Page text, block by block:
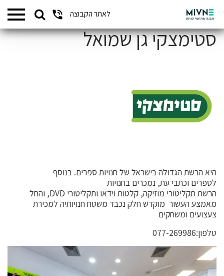
לאתר הקבוצהSearch
המתחמים שלנו
סטימצקי גן שמואל
היא הרשת הגדולה בישראל של חנויות ספרים. בנוסף
לספרים וכתבי עת, נמכרים בחנויות
הרשת תקליטורי מוזיקה, קלטות וידאו ותקליטורי DVD, והחל
מאמצע העשור מוקדש חלק נכבד משטח חנויותיה למכירת
צעצועים ומשחקים
טלפון:077-269986